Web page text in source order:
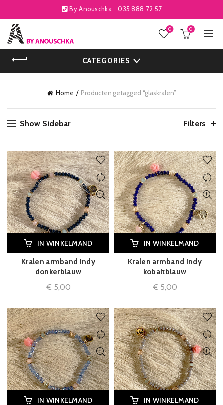
By Anouschka: 035 888 72 57
0 0
CATEGORIES
Home Producten getagged “glaskralen”
Show Sidebar Filters
IN WINKELMAND
Kralen armband Indy
donkerblauw
€ 5,00
IN WINKELMAND
Kralen armband Indy
kobaltblauw
€ 5,00
IN WINKELMAND IN WINKELMAND